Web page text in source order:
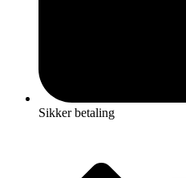
Sikker betaling